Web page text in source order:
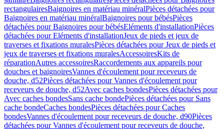
rectangulairesBaignoires en matériau minéralPièces détachées pour
Baignoires en matériau minéralBaignoires pour bébésPièces
détachées pour Baignoires pour bébésEléments d'installationPièces
détachées pour Eléments d'installationJeux de pieds et jeux de
traverses et fixations muralesPièces détachées pour Jeux de pieds et
jeux de traverses et fixations muralesAccessoiresKits de
réparationAutres accessoiresRaccordements aux appareils pour
douches et baignoiresVannes d'écoulement pour receveurs de
douche, d52Pièces détachées pour Vannes d'écoulement pour
receveurs de douche, d52Avec caches bondesPièces détachées pour
Avec caches bondesSans cache bondePièces détachées pour Sans
cache bondeCaches bondesPièces détachées pour Caches
bondesVannes d'écoulement pour receveurs de douche, d90Pièces
détachées pour Vannes d'écoulement pour receveurs de douche,